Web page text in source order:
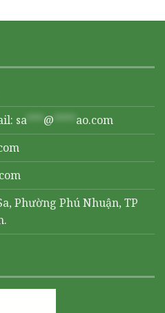
sa *** @ **** ao.com
Phường Phú Nhuận, TP